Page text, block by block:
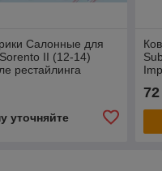
Салонные для
II (12-14)
рестайлинга
уточняйте
72